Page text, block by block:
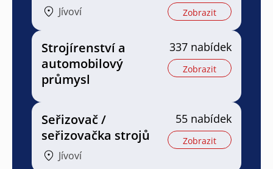
Jívoví Zobrazit
Strojírenství a
automobilový
průmysl
337 nabídek
Zobrazit
Seřizovač /
seřizovačka strojů
Jívoví
55 nabídek
Zobrazit